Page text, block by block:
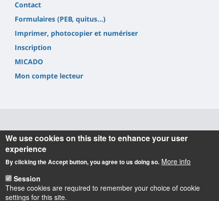
Contact
Formulaires (PEB, quitus...)
Imprimer, photocopier et numériser
Inscription
MICADO
Mon compte lecteur
Informations
Université d'Orléans
Service Commun de Documentation
6 rue de Tours 45072 Orléans cedex 2.
Tel. +33(0) 2 38 41 71 84
[Contact ]
We use cookies on this site to enhance your user
experience
By clicking the Accept button, you agree to us doing so. More info
Session
These cookies are required to remember your choice of cookie
settings for this site.